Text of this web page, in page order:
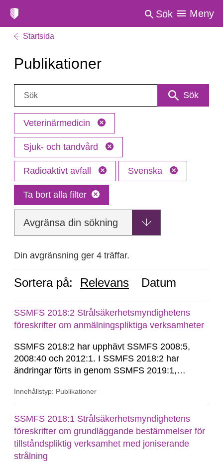
Sök Meny
Startsida
Publikationer
Sök: Sök
Veterinärmedicin
Sjuk- och tandvård
Radioaktivt avfall Svenska
Ta bort alla filter
Avgränsa din sökning
Din avgränsning ger 4 träffar.
Sortera på: Relevans Datum
SSMFS 2018:2 Strålsäkerhetsmyndighetens
föreskrifter om anmälningspliktiga verksamheter
SSMFS 2018:2 har upphävt SSMFS 2008:5,
2008:40 och 2012:1. I SSMFS 2018:2 har
ändringar förts in genom SSMFS 2019:1,
Innehållstyp: Publikationer
SSMFS 2018:1 Strålsäkerhetsmyndighetens
föreskrifter om grundläggande bestämmelser för
tillståndspliktig verksamhet med joniserande
strålning